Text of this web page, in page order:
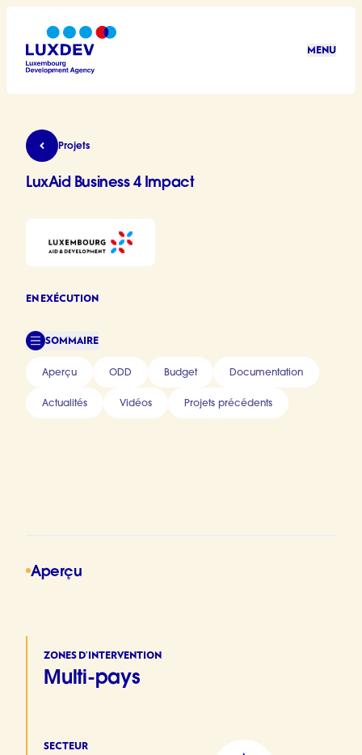
Aller au contenu principal
MENU
LuxAid Business 4 Impact
Projets
LuxAid Business 4 Impact
EN EXÉCUTION
SOMMAIRE
Aperçu ODD Budget Documentation
Actualités Vidéos Projets précédents
Aperçu
ZONES D’INTERVENTION
Multi-pays
SECTEUR